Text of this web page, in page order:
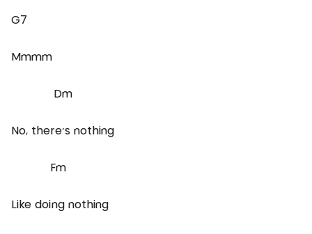
G7
Mmmm
Dm
No, there's nothing
Fm
Like doing nothing